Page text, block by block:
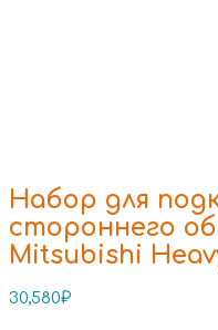
Набор для
стороннего
Mitsubishi
30,580₽